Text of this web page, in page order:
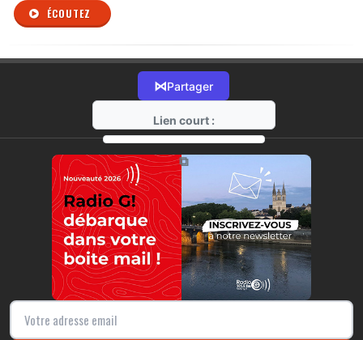
ÉCOUTEZ
⋈Partager
Lien court :
https://radio-g.fr?r493
⧉